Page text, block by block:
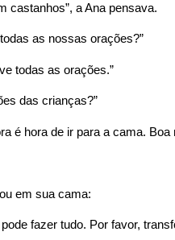
castanhos”, a Ana pensava.
as nossas orações?”
todas as orações.”
das crianças?”
é hora de ir para a cama. Boa
em sua cama:
fazer tudo. Por favor,